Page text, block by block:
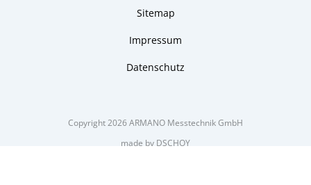
Sitemap
Impressum
Datenschutz
Copyright 2026 ARMANO Messtechnik GmbH
made by DSCHOY